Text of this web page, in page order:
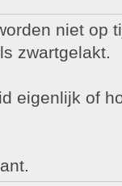
niet op
zwartgelakt.
eigenlijk of